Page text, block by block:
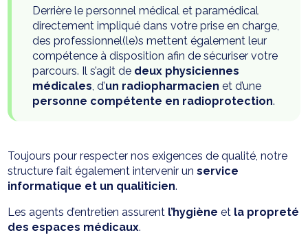
Derrière le personnel médical et paramédical
directement impliqué dans votre prise en charge,
des professionnel(le)s mettent également leur
compétence à disposition afin de sécuriser votre
parcours. Il s’agit de deux physiciennes
médicales, d’un radiopharmacien et d’une
personne compétente en radioprotection.
Toujours pour respecter nos exigences de qualité, notre
structure fait également intervenir un service
informatique et un qualiticien.
Les agents d’entretien assurent l’hygiène etla propreté
des espaces médicaux.